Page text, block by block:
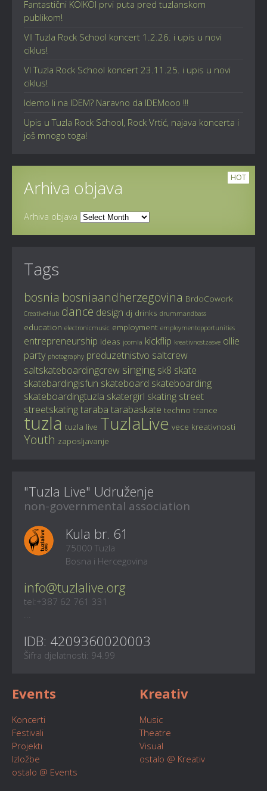
Fantastični KOIKOI prvi puta pred tuzlanskom
publikom!
VII Tuzla Rock School koncert 1.2.26. i upis u novi
ciklus!
VI Tuzla Rock School koncert 23.11.25. i upis u novi
ciklus!
Idemo li na IDEM? Naravno da IDEMooo !!!
Upis u Tuzla Rock School, Rock Vrtić, najava koncerta i
još mnogo toga!
HOT
Arhiva objava
Arhiva objava
Tags
bosnia bosniaandherzegovina BrdoCowork
CreativeHub dance design dj drinks drummandbass
education electronicmusic employment employmentopportunities
entrepreneurship ideas joomla kickflip kreativnostzasve ollie
party photography preduzetnistvo saltcrew
saltskateboardingcrew singing sk8 skate
skatebardingisfun skateboard skateboarding
skateboardingtuzla skatergirl skating street
streetskatingtaraba tarabaskate techno trance
tuzla tuzla live TuzlaLive vece kreativnosti
Youth zaposljavanje
"Tuzla Live" Udruženje
non-governmental association
Kula br. 61
75000 Tuzla
Bosna i Hercegovina
info@tuzlalive.org
tel:+387 62 761 331
...
IDB: 4209360020003
Šifra djelatnosti: 94.99
Events
Koncerti
Festivali
Projekti
Izložbe
ostalo @ Events
Kreativ
Music
Theatre
Visual
ostalo @ Kreativ